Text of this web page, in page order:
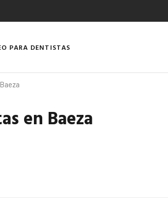
PARA DENTISTAS
en Baeza